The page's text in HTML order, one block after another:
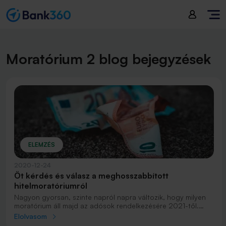
Moratórium 2 blog bejegyzések
ELEMZÉS
Öt kérdés és válasz a meghosszabbított
hitelmoratóriumról
Nagyon gyorsan, szinte napról napra változik, hogy milyen
moratórium áll majd az adósok rendelkezésére 2021-től.
Mivel az ügyfelek egy jelentős részének már kiküldték a
Elolvasom